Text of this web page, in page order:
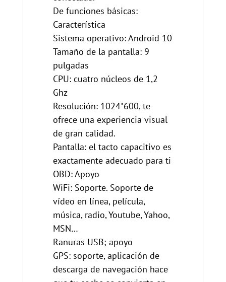
De funciones básicas:
Característica
Sistema operativo: Android 10
Tamaño de la pantalla: 9
pulgadas
CPU: cuatro núcleos de 1,2
Ghz
Resolución: 1024*600, te
ofrece una experiencia visual
de gran calidad.
Pantalla: el tacto capacitivo es
exactamente adecuado para ti
OBD: Apoyo
WiFi: Soporte. Soporte de
vídeo en línea, película,
música, radio, Youtube, Yahoo,
MSN…
Ranuras USB; apoyo
GPS: soporte, aplicación de
descarga de navegación hace